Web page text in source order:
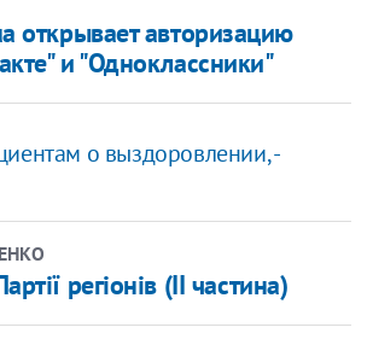
открывает авторизацию
и "Одноклассники"
о выздоровлении, -
регіонів (ІІ частина)